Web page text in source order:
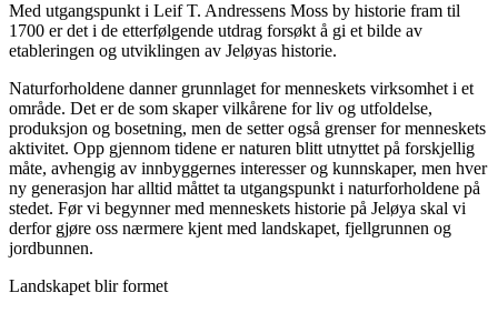
Med utgangspunkt i Leif T. Andressens Moss by historie fram til
1700 er det i de etterfølgende utdrag forsøkt å gi et bilde av
etableringen og utviklingen av Jeløyas historie.
Naturforholdene danner grunnlaget for menneskets virksomhet i et
område. Det er de som skaper vilkårene for liv og utfoldelse,
produksjon og bosetning, men de setter også grenser for menneskets
aktivitet. Opp gjennom tidene er naturen blitt utnyttet på forskjellig
måte, avhengig av innbyggernes interesser og kunnskaper, men hver
ny generasjon har alltid måttet ta utgangspunkt i naturforholdene på
stedet. Før vi begynner med menneskets historie på Jeløya skal vi
derfor gjøre oss nærmere kjent med landskapet, fjellgrunnen og
jordbunnen.
Landskapet blir formet